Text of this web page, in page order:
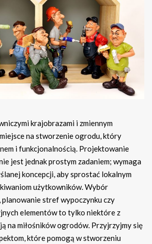
krajobrazami i zmiennym
na stworzenie ogrodu, który
i funkcjonalnością. Projektowanie
jest jednak prostym zadaniem; wymaga
koncepcji, aby sprostać lokalnym
użytkowników. Wybór
stref wypoczynku czy
elementów to tylko niektóre z
na miłośników ogrodów. Przyjrzyjmy się
które pomogą w stworzeniu